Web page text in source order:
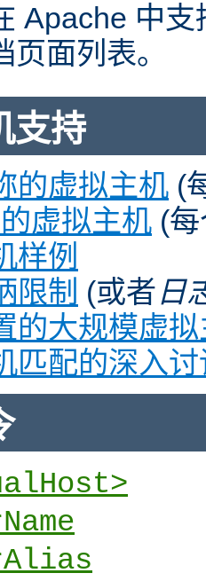
Apache 中
面列表。
支持
的虚拟主机 (
虚拟主机 (
样例
限制 (或者日
的大规模虚
匹配的深入讨